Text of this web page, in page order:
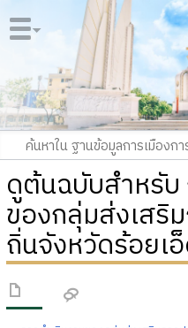
ดูต้นฉบับสำหรับ
ของกลุ่มส่งเสริ
ถิ่นจังหวัดร้อยเ